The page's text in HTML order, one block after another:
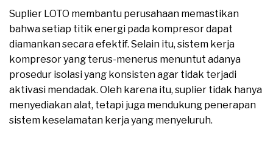
Suplier LOTO membantu perusahaan memastikan
bahwa setiap titik energi pada kompresor dapat
diamankan secara efektif. Selain itu, sistem kerja
kompresor yang terus-menerus menuntut adanya
prosedur isolasi yang konsisten agar tidak terjadi
aktivasi mendadak. Oleh karena itu, suplier tidak hanya
menyediakan alat, tetapi juga mendukung penerapan
sistem keselamatan kerja yang menyeluruh.